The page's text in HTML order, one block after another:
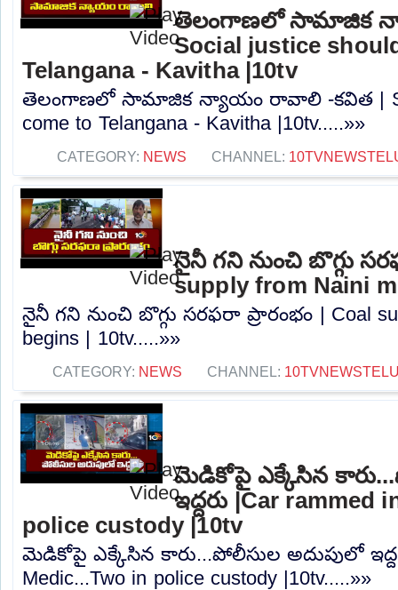
తెలంగాణలో సామాజిక
Social justice
Telangana - Kavitha |10tv
తెలంగాణలో సామాజిక న్యాయం రావాలి -కవిత |
come to Telangana - Kavitha |10tv.....»»
CATEGORY: NEWS CHANNEL:
నైనీ గని నుంచి బొగ్గు
supply from Naini
నైనీ గని నుంచి బొగ్గు సరఫరా ప్రారంభం | Coal
begins | 10tv.....»»
CATEGORY: NEWS CHANNEL:
మెడికోపై ఎక్కేసిన
ఇద్దరు |Car rammed
police custody |10tv
మెడికోపై ఎక్కేసిన కారు...పోలీసుల అదుపులో
Medic...Two in police custody |10tv.....»»